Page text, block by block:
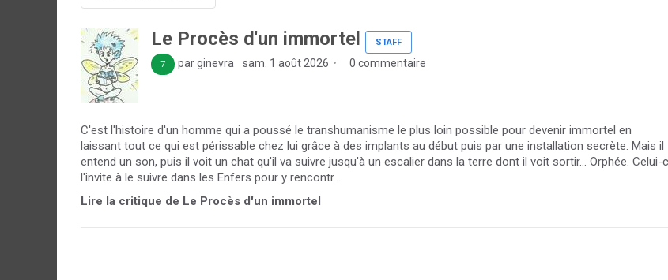
Le Procès d'un immortel STAFF
7 par ginevra sam. 1 août 2026 0 commentaire
C'est l'histoire d'un homme qui a poussé le transhumanisme le plus loin possible pour devenir immortel en
laissant tout ce qui est périssable chez lui grâce à des implants au début puis par une installation secrète. Mais il
entend un son, puis il voit un chat qu'il va suivre jusqu'à un escalier dans la terre dont il voit sortir… Orphée. Celui-
l'invite à le suivre dans les Enfers pour y rencontr...
Lire la critique de Le Procès d'un immortel